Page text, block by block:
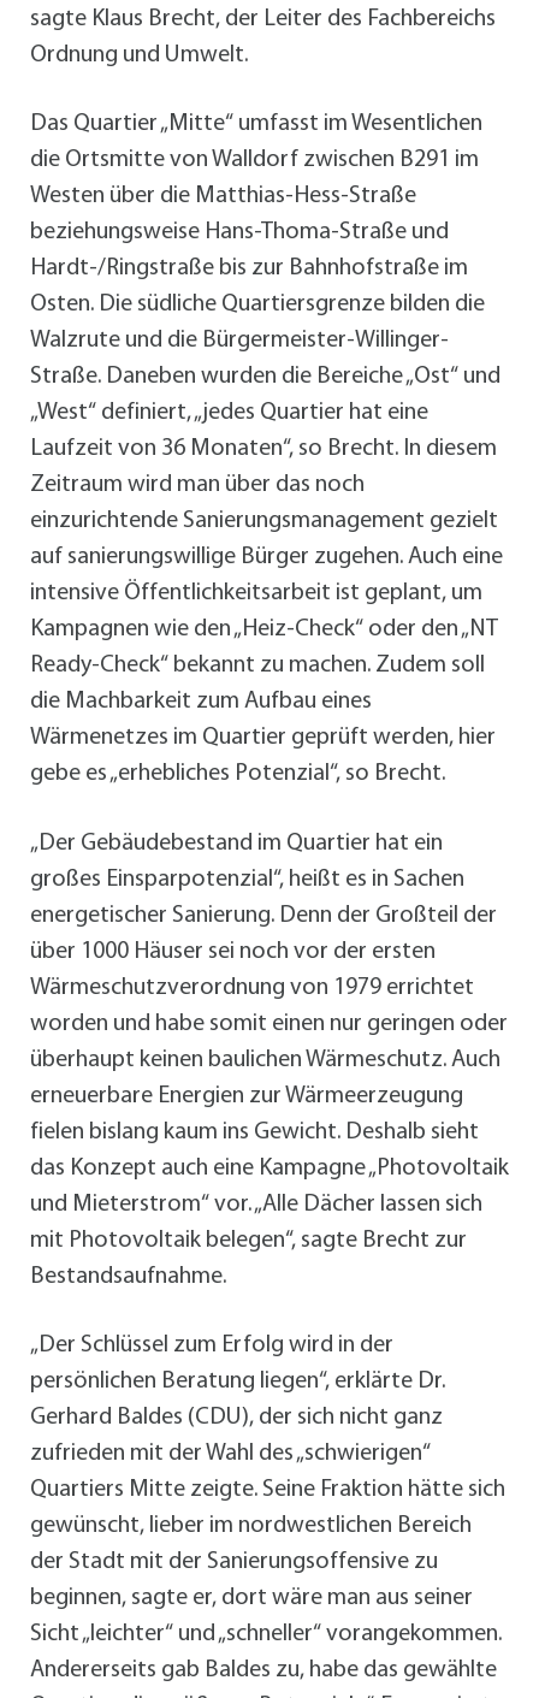
sagte Klaus Brecht, der Leiter des Fachbereichs
Ordnung und Umwelt.
Das Quartier „Mitte“ umfasst im Wesentlichen
die Ortsmitte von Walldorf zwischen B291 im
Westen über die Matthias-Hess-Straße
beziehungsweise Hans-Thoma-Straße und
Hardt-/Ringstraße bis zur Bahnhofstraße im
Osten. Die südliche Quartiersgrenze bilden die
Walzrute und die Bürgermeister-Willinger-
Straße. Daneben wurden die Bereiche „Ost“ und
„West“ definiert, „jedes Quartier hat eine
Laufzeit von 36 Monaten“, so Brecht. In diesem
Zeitraum wird man über das noch
einzurichtende Sanierungsmanagement gezielt
auf sanierungswillige Bürger zugehen. Auch eine
intensive Öffentlichkeitsarbeit ist geplant, um
Kampagnen wie den „Heiz-Check“ oder den „NT
Ready-Check“ bekannt zu machen. Zudem soll
die Machbarkeit zum Aufbau eines
Wärmenetzes im Quartier geprüft werden, hier
gebe es „erhebliches Potenzial“, so Brecht.
„Der Gebäudebestand im Quartier hat ein
großes Einsparpotenzial“, heißt es in Sachen
energetischer Sanierung. Denn der Großteil der
über 1000 Häuser sei noch vor der ersten
Wärmeschutzverordnung von 1979 errichtet
worden und habe somit einen nur geringen oder
überhaupt keinen baulichen Wärmeschutz. Auch
erneuerbare Energien zur Wärmeerzeugung
fielen bislang kaum ins Gewicht. Deshalb sieht
das Konzept auch eine Kampagne „Photovoltaik
und Mieterstrom“ vor. „Alle Dächer lassen sich
mit Photovoltaik belegen“, sagte Brecht zur
Bestandsaufnahme.
„Der Schlüssel zum Erfolg wird in der
persönlichen Beratung liegen“, erklärte Dr.
Gerhard Baldes (CDU), der sich nicht ganz
zufrieden mit der Wahl des „schwierigen“
Quartiers Mitte zeigte. Seine Fraktion hätte sich
gewünscht, lieber im nordwestlichen Bereich
der Stadt mit der Sanierungsoffensive zu
beginnen, sagte er, dort wäre man aus seiner
Sicht „leichter“ und „schneller“ vorangekommen.
Andererseits gab Baldes zu, habe das gewählte